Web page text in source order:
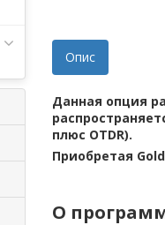
Опис
Данная опция
плюс OTDR)​.
Приобретая
О